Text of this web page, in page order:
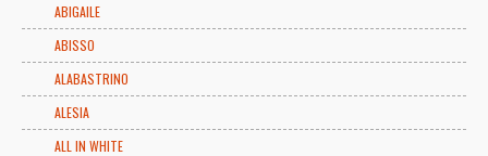
ABIGAILE
ABISSO
ALABASTRINO
ALESIA
ALL IN WHITE